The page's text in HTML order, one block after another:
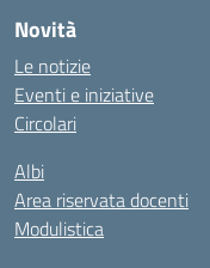
Novità
Le notizie
Eventi e iniziative
Circolari
Albi
Area riservata docenti
Modulistica